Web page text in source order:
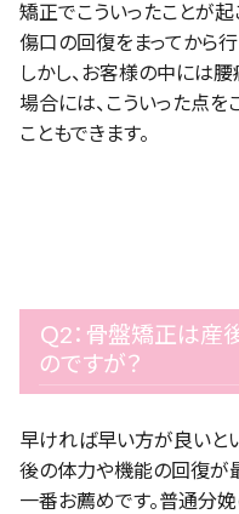
矯正でこういったことが起
傷口の回復をまってから
しかし、お客様の中には
場合には、こういった点を
こともできます。
Ｑ2：骨盤矯正は産
のですが？
早ければ早い方が良いと
後の体力や機能の回復が
一番お薦めです。普通分